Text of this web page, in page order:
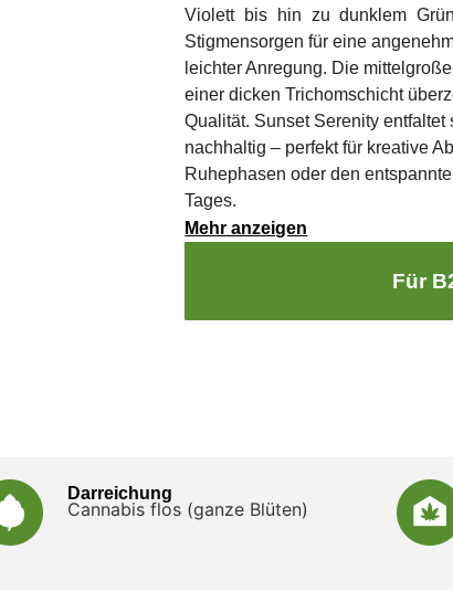
Violett bis hin zu dunklem
Stigmensorgen für eine
leichter Anregung. Die
einer dicken Trichomschicht
Qualität. Sunset Serenity
nachhaltig – perfekt für kreative
Ruhephasen oder den
Tages.
Mehr anzeigen
Für
Darreichung
Cannabis flos (ganze Blüten)